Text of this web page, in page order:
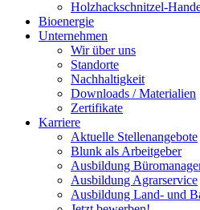
Holzhackschnitzel-
Bioenergie
Unternehmen
Wir über uns
Standorte
Nachhaltigkeit
Downloads / Materialien
Zertifikate
Karriere
Aktuelle Stellenangebote
Blunk als Arbeitgeber
Ausbildung
Ausbildung Agrarservice
Ausbildung Land- und